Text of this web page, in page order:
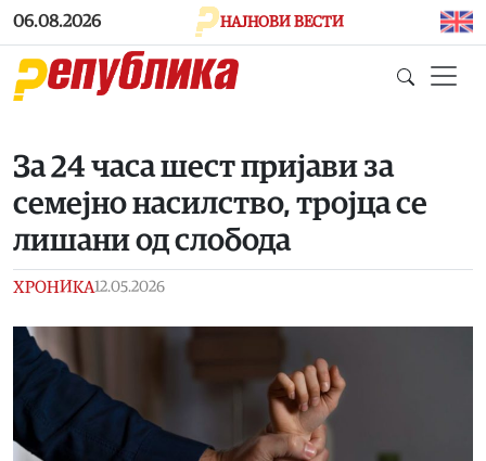
Skip to main content
06.08.2026 НАЈНОВИ ВЕСТИ
За 24 часа шест пријави за
семејно насилство, тројца се
лишани од слобода
ХРОНИКА12.05.2026